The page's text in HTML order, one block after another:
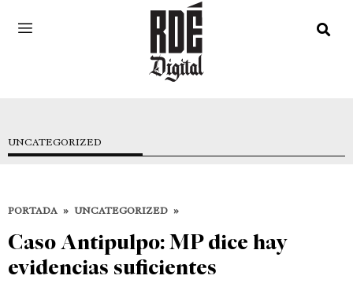
UNCATEGORIZED
PORTADA » UNCATEGORIZED »
Caso Antipulpo: MP dice hay
evidencias suficientes